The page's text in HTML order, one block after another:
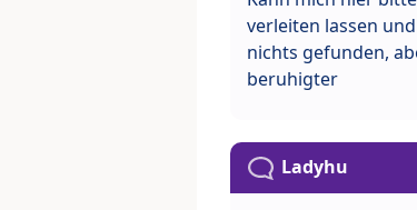
verleiten lassen
nichts gefunden,
beruhigter
Ladyhu